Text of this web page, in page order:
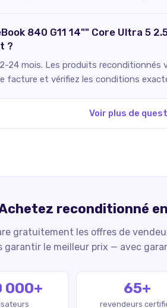
840 G11 14"" Core Ultra 5
?
24 mois. Les produits
facture et vérifiez les conditions
Voir plus de
reconditionné
gratuitement les offres de
garantir le meilleur prix — avec
000+ 65+
revendeurs